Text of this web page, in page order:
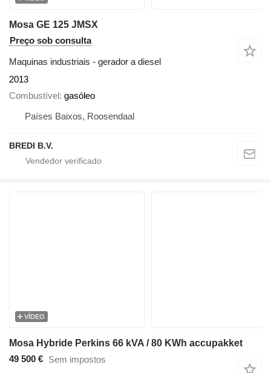
Mosa GE 125 JMSX
Preço sob consulta
Maquinas industriais - gerador a diesel
2013
Combustível gasóleo
Países Baixos, Roosendaal
BREDI B.V.
VÍDEO
Mosa Hybride Perkins 66 kVA / 80 KWh accupakket
49 500 € Sem impostos